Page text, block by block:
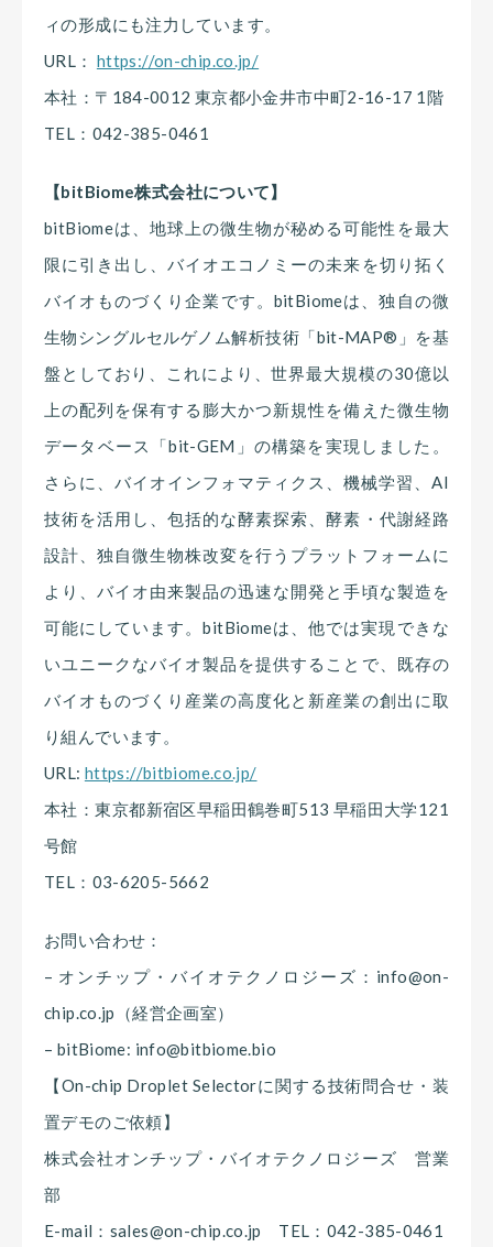
ィの形成にも注力しています。
URL： https://on-chip.co.jp/
本社：〒184-0012 東京都小金井市中町2-16-17 1階
TEL：042-385-0461
【bitBiome株式会社について】
bitBiomeは、地球上の微生物が秘める可能性を最大
限に引き出し、バイオエコノミーの未来を切り拓く
バイオものづくり企業です。bitBiomeは、独自の微
生物シングルセルゲノム解析技術「bit-MAP®」を基
盤としており、これにより、世界最大規模の30億以
上の配列を保有する膨大かつ新規性を備えた微生物
データベース「bit-GEM」の構築を実現しました。
さらに、バイオインフォマティクス、機械学習、AI
技術を活用し、包括的な酵素探索、酵素・代謝経路
設計、独自微生物株改変を行うプラットフォームに
より、バイオ由来製品の迅速な開発と手頃な製造を
可能にしています。bitBiomeは、他では実現できな
いユニークなバイオ製品を提供することで、既存の
バイオものづくり産業の高度化と新産業の創出に取
り組んでいます。
URL: https://bitbiome.co.jp/
本社：東京都新宿区早稲田鶴巻町513 早稲田大学121
号館
TEL：03-6205-5662
お問い合わせ：
– オンチップ・バイオテクノロジーズ：info@on-
chip.co.jp（経営企画室）
– bitBiome: info@bitbiome.bio
【On-chip Droplet Selectorに関する技術問合せ・装
置デモのご依頼】
株式会社オンチップ・バイオテクノロジーズ 営業
部
E-mail：sales@on-chip.co.jp TEL：042-385-0461